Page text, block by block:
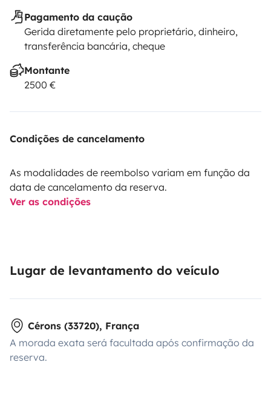
Pagamento da caução
Gerida diretamente pelo proprietário, dinheiro,
transferência bancária, cheque
Montante
2500 €
Condições de cancelamento
As modalidades de reembolso variam em função da
data de cancelamento da reserva.
Ver as condições
Lugar de levantamento do veículo
Cérons (33720), França
A morada exata será facultada após confirmação da
reserva.